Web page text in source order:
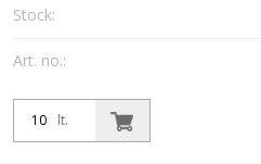
Stock:
Art. no.:
lt.